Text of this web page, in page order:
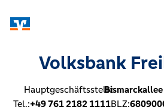
Volksbank
Hauptgeschäftsstelle:
Tel.:+49 761 2182 1111BLZ: